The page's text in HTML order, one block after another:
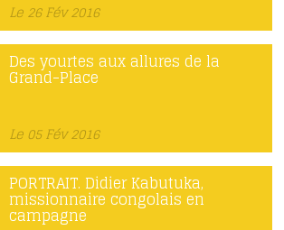
Le 26 Fév 2016
Des yourtes aux allures de la
Grand-Place
Le 05 Fév 2016
PORTRAIT. Didier Kabutuka,
missionnaire congolais en
campagne